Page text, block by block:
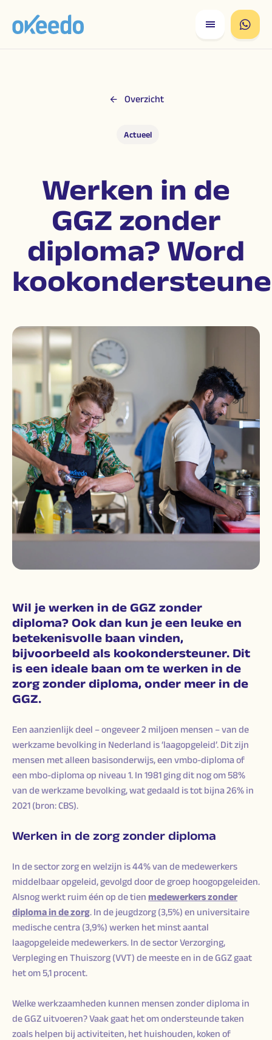
Overzicht
Actueel
Werken in de
GGZ zonder
diploma? Word
Wil je werken in de GGZ zonder
diploma? Ook dan kun je een leuke en
betekenisvolle baan vinden,
bijvoorbeeld als kookondersteuner. Dit
is een ideale baan om te werken in de
zorg zonder diploma, onder meer in de
GGZ.
Een aanzienlijk deel – ongeveer 2 miljoen mensen – van de
werkzame bevolking in Nederland is ‘laagopgeleid’. Dit zijn
mensen met alleen basisonderwijs, een vmbo-diploma of
een mbo-diploma op niveau 1. In 1981 ging dit nog om 58%
van de werkzame bevolking, wat gedaald is tot bijna 26% in
2021 (bron: CBS).
Werken in de zorg zonder diploma
In de sector zorg en welzijn is 44% van de medewerkers
middelbaar opgeleid, gevolgd door de groep hoogopgeleiden.
Alsnog werkt ruim één op de tien medewerkers zonder
diploma in de zorg. In de jeugdzorg (3,5%) en universitaire
medische centra (3,9%) werken het minst aantal
laagopgeleide medewerkers. In de sector Verzorging,
Verpleging en Thuiszorg (VVT) de meeste en in de GGZ gaat
het om 5,1 procent.
Welke werkzaamheden kunnen mensen zonder diploma in
de GGZ uitvoeren? Vaak gaat het om ondersteunde taken
zoals helpen bij activiteiten, het huishouden, koken of